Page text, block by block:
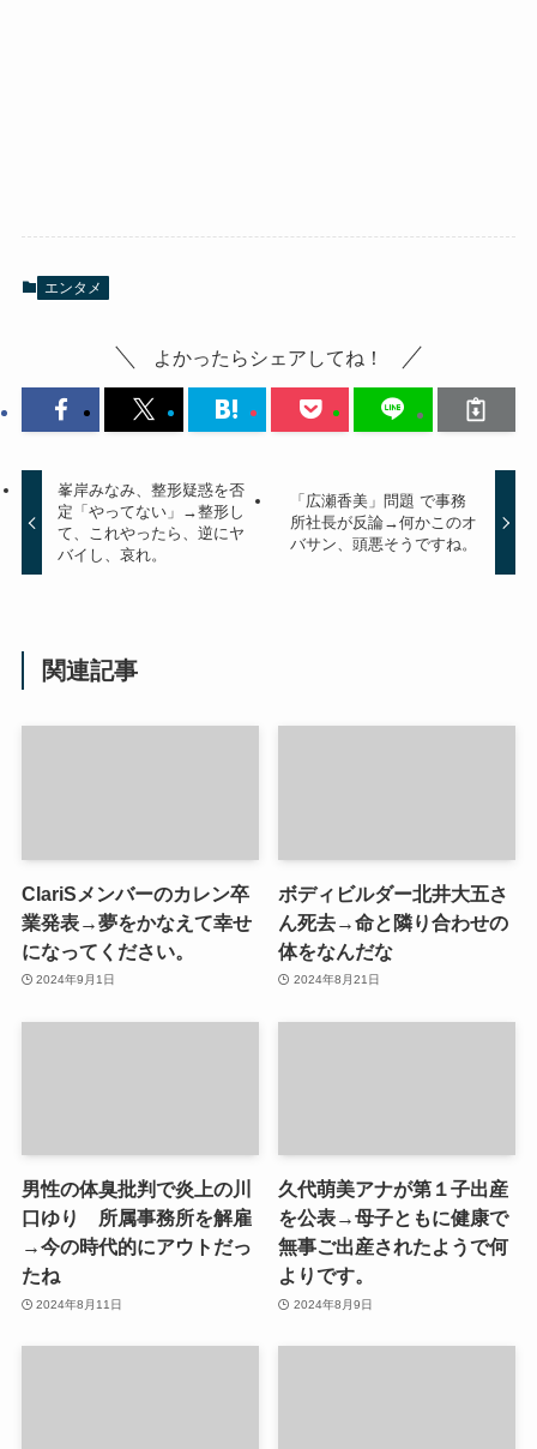
エンタメ
よかったらシェアしてね！
峯岸みなみ、整形疑惑を否
定「やってない」→整形し
て、これやったら、逆にヤ
バイし、哀れ。
「広瀬香美」問題 で事務
所社長が反論→何かこのオ
バサン、頭悪そうですね。
関連記事
ClariSメンバーのカレン卒
業発表→夢をかなえて幸せ
になってください。
2024年9月1日
ボディビルダー北井大五さ
ん死去→命と隣り合わせの
体をなんだな
2024年8月21日
男性の体臭批判で炎上の川
口ゆり 所属事務所を解雇
→今の時代的にアウトだっ
たね
2024年8月11日
久代萌美アナが第１子出産
を公表→母子ともに健康で
無事ご出産されたようで何
よりです。
2024年8月9日